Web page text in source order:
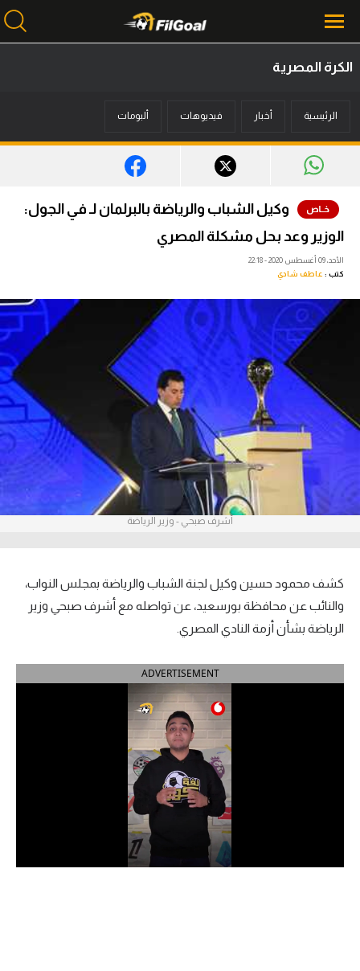
أخبار
ميركاتو
فانتازي في الجول
فيديوهات
عدسات
آراء حرة
ركن الألعاب
بطولات
الدوري المصري
الدوري الإنجليزي الممتاز
الدوري الإيطالي
الدوري السعودي للمحترفين
دوري أبطال إفريقيا
الكرة المصرية
الرئيسية أخبار فيديوهات ألبومات
وكيل الشباب والرياضة بالبرلمان لـ في الجول:
الوزير وعد بحل مشكلة المصري
الأحد، 09 أغسطس 2020 - 22:18
كتب : عاطف شادي
أشرف صبحي - وزير الرياضة
كشف محمود حسين وكيل لجنة الشباب والرياضة بمجلس النواب،
والنائب عن محافظة بورسعيد، عن تواصله مع أشرف صبحي وزير
الرياضة بشأن أزمة النادي المصري.
ADVERTISEMENT